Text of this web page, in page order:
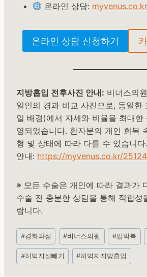
온라인 상담:
온라인 상담 신청하기
지방흡입 전후사진 안내: 비너스의
일인의 경과 비교 사진으로, 동일한
일 배경)에서 자세와 비율을 최대한
영되었습니다. 환자분의 개인 회복
형 및 상태에 따라 다를 수 있습니
안내: https://myvenus.co.kr/
※ 모든 수술은 개인에 따라 결과가
수술 전 충분한 상담을 통해 적합성
랍니다.
Post
Tags:
#경화과정 #비너스의원 #압박복
#허벅지살빼기 #허벅지지방흡입